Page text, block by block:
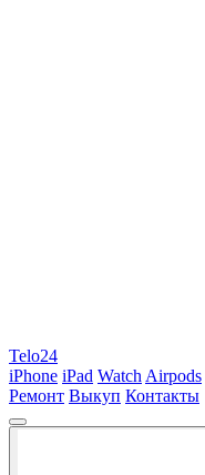
Telo24
iPhone iPad Watch Airpods
Ремонт Выкуп Контакты